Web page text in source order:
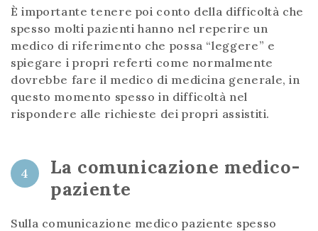
È importante tenere poi conto della difficoltà che
spesso molti pazienti hanno nel reperire un
medico di riferimento che possa “leggere” e
spiegare i propri referti come normalmente
dovrebbe fare il medico di medicina generale, in
questo momento spesso in difficoltà nel
rispondere alle richieste dei propri assistiti.
4
La comunicazione medico-
paziente
Sulla comunicazione medico paziente spesso